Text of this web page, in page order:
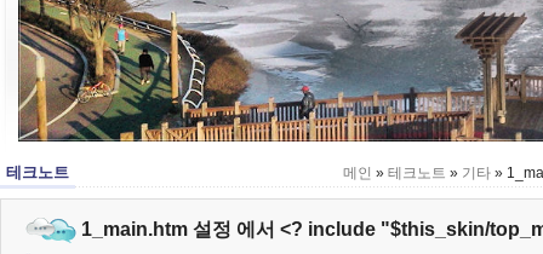
테크노트 메인 » 테크노트 » 기타 »
1_main.htm 설정 에서 <? include "$this_skin/